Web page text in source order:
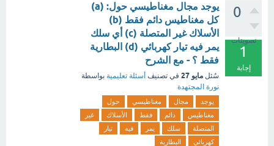
0
تصويتات
1
إجابة
يوجد مجال مغناطيسي حول: (a)
كل مغناطيس دائم فقط (b)
الأسلاك غير المتصلة (c) أي سلك
يمر فيه تيار كهربائي (d) البطارية
فقط ؟ - مع الشرح
سُئل مايو 27 في تصنيف أسئلة تعليمية بواسطة
نورة المجتهدة
يوجد مجال مغناطيسي
حول
مغناطيس
دائم فقط الأسلاك
غير
المتصلة
سلك يمر فيه
تيار
كهربائي
البطارية